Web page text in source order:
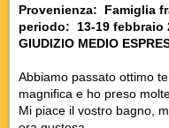
Provenienza: Famiglia
periodo: 13-19 febbraio
GIUDIZIO MEDIO
Abbiamo passato ottimo
magnifica e ho preso
Mi piace il vostro bagno,